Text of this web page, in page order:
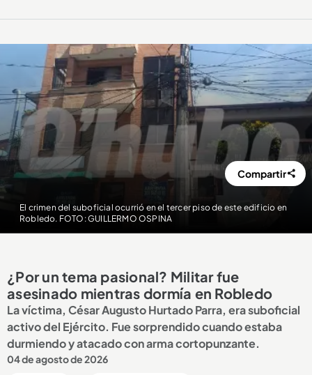
El crimen del suboficial ocurrió en el tercer piso de este edificio en
Robledo. FOTO: GUILLERMO OSPINA
Compartir
¿Por un tema pasional? Militar fue
asesinado mientras dormía en Robledo
La víctima, César Augusto Hurtado Parra, era suboficial
activo del Ejército. Fue sorprendido cuando estaba
durmiendo y atacado con arma cortopunzante.
04 de agosto de 2026